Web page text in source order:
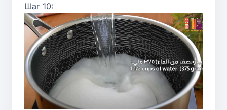
Шаг 10: